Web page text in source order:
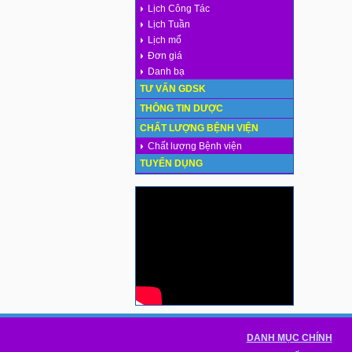
Lịch Công Tác
Lịch Tuần
Lịch mổ
Đơn giá
Danh bạ
TƯ VẤN GDSK
THÔNG TIN DƯỢC
CHẤT LƯỢNG BỆNH VIỆN
Chất lượng Bệnh viện
TUYỂN DỤNG
DANH MỤC CHÍNH